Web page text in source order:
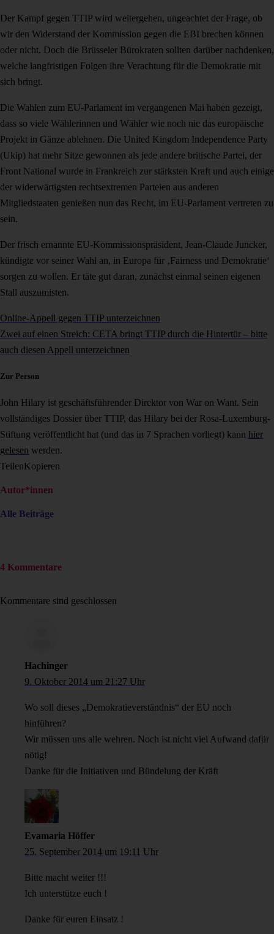
Der Kampf gegen TTIP wird weitergehen, ungeachtet der Frage, ob
wir den Widerstand der Kommission gegen die EBI brechen können
oder nicht. Doch die Brüsseler Bürokraten sollten darüber nachdenken,
welche langfristigen Folgen ihre Verachtung für die Demokratie mit
sich bringt.
Die Wahlen zum EU-Parlament im vergangenen Mai haben gezeigt,
dass so viele Wählerinnen und Wähler wie noch nie das europäische
Projekt in Gänze ablehnen. Die United Kingdom Independence Party
(Ukip) hat mehr Sitze gewonnen als jede andere britische Partei, der
Front National wurde in Frankreich zur stärksten Kraft und auch einige
der widerwärtigsten rechtsextremen Parteien aus anderen
Mitgliedstaaten genießen nun das Recht, im EU-Parlament vertreten zu
sein.
Der frisch ernannte EU-Kommissionspräsident, Jean-Claude Juncker,
kündigte vor seiner Wahl an, in Europa für ‚Fairness und Demokratie‘
sorgen zu wollen. Er täte gut daran, zunächst einmal seinen eigenen
Stall auszumisten.
Online-Appell gegen TTIP unterzeichnen
Zwei auf einen Streich: CETA bringt TTIP durch die Hintertür – bitte
auch diesen Appell unterzeichnen
Zur Person
John Hilary ist geschäftsführender Direktor von War on Want. Sein
vollständiges Dossier über TTIP, das Hilary bei der Rosa-Luxemburg-
Stiftung veröffentlicht hat (und das in 7 Sprachen vorliegt) kann hier
gelesen werden.
TeilenKopieren
Autor*innen
Alle Beiträge
4 Kommentare
Kommentare sind geschlossen
Hachinger
9. Oktober 2014 um 21:27 Uhr
Wo soll dieses „Demokratieverständnis“ der EU noch
hinführen?
Wir müssen uns alle wehren. Noch ist nicht viel Aufwand dafür
nötig!
Danke für die Initiativen und Bündelung der Kräft
Evamaria Höffer
25. September 2014 um 19:11 Uhr
Bitte macht weiter !!!
Ich unterstütze euch !
Danke für euren Einsatz !